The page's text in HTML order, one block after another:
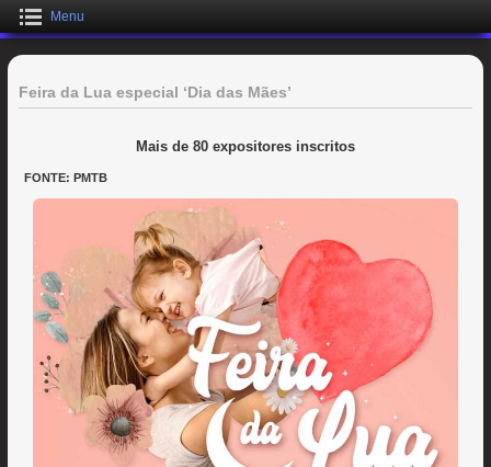
Menu
Feira da Lua especial ‘Dia das Mães’
Mais de 80 expositores inscritos
FONTE: PMTB